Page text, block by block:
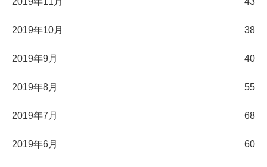
2019年10月 38
2019年9月 40
2019年8月 55
2019年7月 68
2019年6月 60